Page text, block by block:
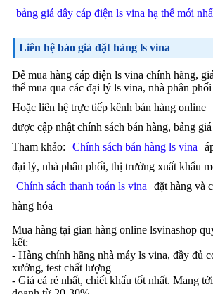
bảng giá dây cáp điện ls vina hạ thế mới
Liên hệ báo giá đặt hàng ls vina
Để mua hàng cáp điện ls vina chính hãng,
thể mua qua các đại lý ls vina, nhà phân
Hoặc liên hệ trực tiếp kênh bán hàng online
được cập nhật chính sách bán hàng, bảng
Tham khảo:
Chính sách bán hàng ls vina
đại lý, nhà phân phối, thị trường xuất khẩu
Chính sách thanh toán ls vina
đặt hàng và
hàng hóa
Mua hàng tại gian hàng online lsvinashop
kết:
- Hàng chính hãng nhà máy ls vina, đầy đủ
xưởng, test chất lượng
- Giá cả rẻ nhất, chiết khấu tốt nhất. Mang